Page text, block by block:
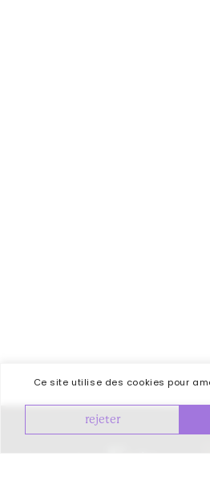
Ce site utilise des cookies pour
rejeter